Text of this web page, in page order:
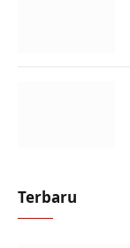
Terbaru